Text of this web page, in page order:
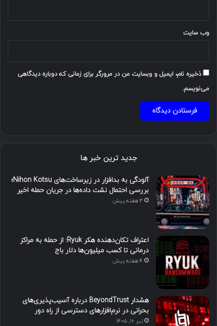
وب‌ سایت
ذخیره نام، ایمیل و وبسایت من در مرورگر برای زمانی که دوباره دیدگاهی
می‌نویسم.
جدید ترین خبر ها
آلودگی به بدافزار در زیرساخت‌های Nihon Kotsu؛
بررسی احتمال نشت داده‌ها در جریان حمله اخیر
3 هفته پیش
اعتراف تکان‌دهنده هکر Ryuk: از حمله به مراکز
درمانی تا کسب میلیون‌ها دلار باج
4 هفته پیش
هشدار BeyondTrust درباره آسیب‌پذیری‌های
بحرانی در نرم‌افزارهای دسترسی از راه دور
تیر ۱۶, ۱۴۰۵